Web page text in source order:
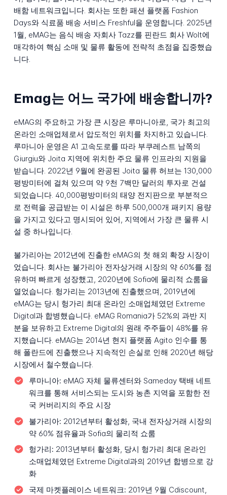
배함 네트워크입니다. 회사는 또한 패션 플랫폼 Fashion
Days와 식료품 배송 서비스 Freshful을 운영합니다. 2025년
1월, eMAG는 음식 배송 자회사 Tazz를 핀란드 회사 Wolt에
매각하여 핵심 소매 및 물류 활동에 전략적 초점을 집중했습
니다.
Emag는 어느 국가에 배송합니까?
eMAG의 주요하고 가장 큰 시장은 루마니아로, 국가 최고의
온라인 소매업체로서 압도적인 위치를 차지하고 있습니다.
루마니아 운영은 A1 고속도로를 따라 부쿠레스트 남쪽의
Giurgiu와 Joita 지역에 위치한 주요 물류 인프라의 지원을
받습니다. 2022년 9월에 완공된 Joita 물류 허브는 130,000
평방미터에 걸쳐 있으며 약 9천 7백만 달러의 투자로 건설
되었습니다. 40,000평방미터의 태양 전지판으로 부분적으
로 전력을 공급받는 이 시설은 하루 500,000개 패키지 용량
을 가지고 있다고 명시되어 있어, 지역에서 가장 큰 물류 시
설 중 하나입니다.
불가리아는 2012년에 진출한 eMAG의 첫 해외 확장 시장이
었습니다. 회사는 불가리아 전자상거래 시장의 약 60%를 점
유하며 빠르게 성장했고, 2020년에 Sofia에 물리적 쇼룸을
열었습니다. 헝가리는 2013년에 진출했으며, 2019년에
eMAG는 당시 헝가리 최대 온라인 소매업체였던 Extreme
Digital과 합병했습니다. eMAG Romania가 52%의 과반 지
분을 보유하고 Extreme Digital의 원래 주주들이 48%를 유
지했습니다. eMAG는 2014년 현지 플랫폼 Agito 인수를 통
해 폴란드에 진출했으나 지속적인 손실로 인해 2020년 해당
시장에서 철수했습니다.
루마니아: eMAG 자체 물류센터와 Sameday 택배 네트
워크를 통해 서비스되는 도시와 농촌 지역을 포함한 전
국 커버리지의 주요 시장
불가리아: 2012년부터 활성화, 국내 전자상거래 시장의
약 60% 점유율과 Sofia의 물리적 쇼룸
헝가리: 2013년부터 활성화, 당시 헝가리 최대 온라인
소매업체였던 Extreme Digital과의 2019년 합병으로 강
화
국제 마켓플레이스 네트워크: 2019년 9월 Cdiscount,